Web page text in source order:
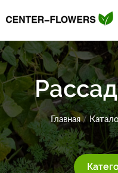
Главная/